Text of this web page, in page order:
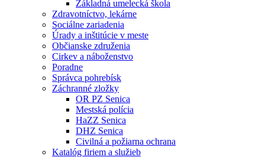
Základná umelecká škola
Zdravotníctvo, lekárne
Sociálne zariadenia
Úrady a inštitúcie v meste
Občianske združenia
Cirkev a náboženstvo
Poradne
Správca pohrebísk
Záchranné zložky
OR PZ Senica
Mestská polícia
HaZZ Senica
DHZ Senica
Civilná a požiarna ochrana
Katalóg firiem a služieb